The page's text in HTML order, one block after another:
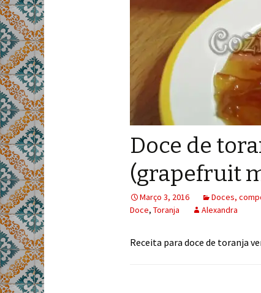
Doce de
(grapefruit
Março 3, 2016 Doces,
Doce, Toranja Alexandra
Receita para doce de toranja